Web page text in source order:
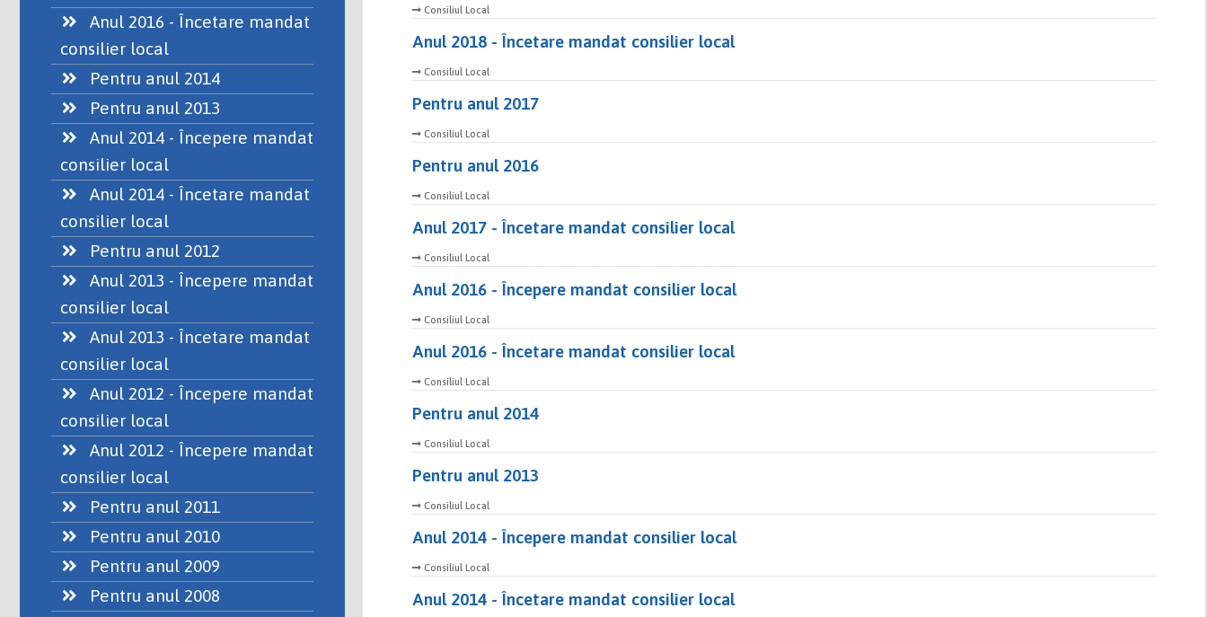
Consiliul Local
Anul 2018 - Încetare mandat consilier local
Consiliul Local
Pentru anul 2017
Consiliul Local
Pentru anul 2016
Consiliul Local
Anul 2017 - Încetare mandat consilier local
Consiliul Local
Anul 2016 - Începere mandat consilier local
Consiliul Local
Anul 2016 - Încetare mandat consilier local
Consiliul Local
Pentru anul 2014
Consiliul Local
Pentru anul 2013
Consiliul Local
Anul 2014 - Începere mandat consilier local
Consiliul Local
Anul 2014 - Încetare mandat consilier local
Anul 2016 - Încetare mandat
consilier local
Pentru anul 2014
Pentru anul 2013
Anul 2014 - Începere mandat
consilier local
Anul 2014 - Încetare mandat
consilier local
Pentru anul 2012
Anul 2013 - Începere mandat
consilier local
Anul 2013 - Încetare mandat
consilier local
Anul 2012 - Începere mandat
consilier local
Anul 2012 - Începere mandat
consilier local
Pentru anul 2011
Pentru anul 2010
Pentru anul 2009
Pentru anul 2008